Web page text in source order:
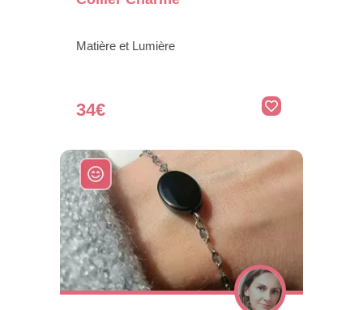
Matière et Lumière
34€